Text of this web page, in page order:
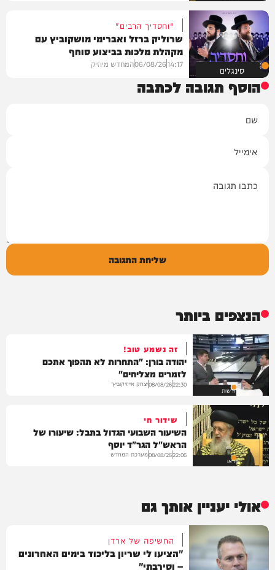
סינגלים
"וחסדיך הרבים"
שרוליק ברזל ואברימי מושקוביץ עם
מקהלת מלכות בביצוע סוחף
14:17
06/08/26המחדש מיוזיק
הוסף תגובה לכתבה
שליחת התגובה
הנצפים ביותר
חדשות
זה נשמע טוב!
יהודה בורן: "התחרות לא תהפוך אתכם
לזמרים מצליחים"
22:30
08/08/26יצחק אייזיקוביץ'
וידאו
שידור חי
השיעור השבועי הגדול בתבל: שיעורו של
הראש"ל הגר"ד יוסף
22:06
08/08/26מערכת המחדש
אולי יעניין אותך גם
החשיפה של ארדן
"הציעו לי שריון בליכוד בימים האחרונים
– וסירבתי"